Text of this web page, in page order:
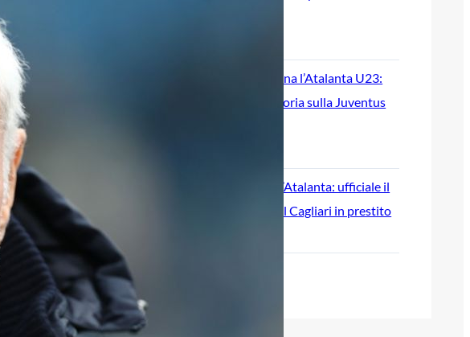
Zanaboni trascina l’Atalanta U23:
doppietta e vittoria sulla Juventus
Maldini saluta l’Atalanta: ufficiale il
suo passaggio al Cagliari in prestito